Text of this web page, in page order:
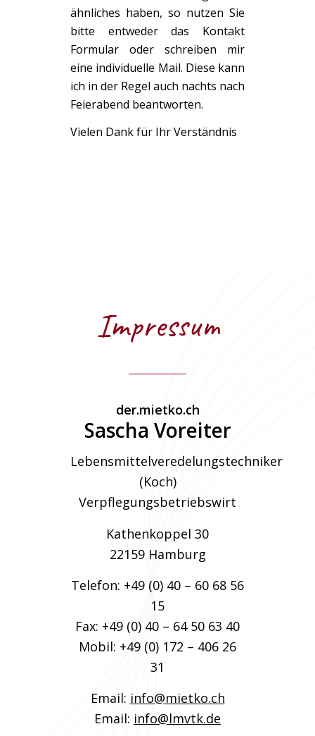
ähnliches haben, so nutzen Sie
bitte entweder das Kontakt
Formular oder schreiben mir
eine individuelle Mail. Diese kann
ich in der Regel auch nachts nach
Feierabend beantworten.
Vielen Dank für Ihr Verständnis
Impressum
der.mietko.ch
Sascha Voreiter
Lebensmittelveredelungstechniker
(Koch)
Verpflegungsbetriebswirt
Kathenkoppel 30
22159 Hamburg
Telefon: +49 (0) 40 – 60 68 56
15
Fax: +49 (0) 40 – 64 50 63 40
Mobil: +49 (0) 172 – 406 26
31
Email: info@mietko.ch
Email: info@lmvtk.de